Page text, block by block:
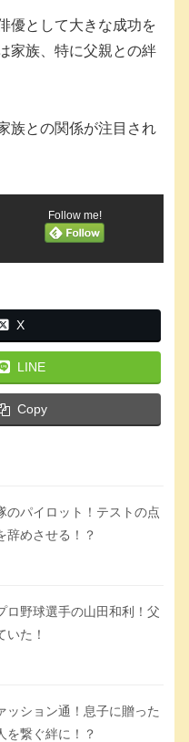
優として大きな成功を
家族、特に父親との絆
族との関係が注目され
Follow me!
X
LINE
Copy
のパイロット！テストの点
辞めさせる！？
ロ野球選手の山田和利！父
いた！
ッション通！息子に贈った
を繋ぐ絆に！？